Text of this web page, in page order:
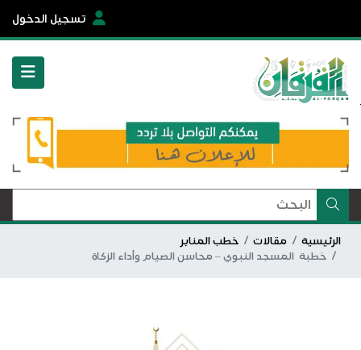
تسجيل الدخول
الرئيسية مقالات
خطب المنابر
خطبة المسجد النبوي – محاسن الصيام وأداء الزكاة